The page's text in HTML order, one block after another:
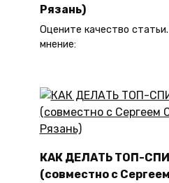
Рязань)
Оцените качество
мнение:
КАК ДЕЛАТЬ ТОП-
(совместно с